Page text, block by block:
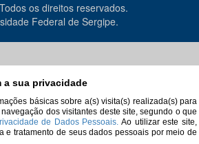
a sua privacidade
básicas sobre a(s) visita(s) realizada(s) para
dos visitantes deste site, segundo o que
de Dados Pessoais. Ao utilizar este site,
e tratamento de seus dados pessoais por meio de
os direitos reservados.
Federal de Sergipe.